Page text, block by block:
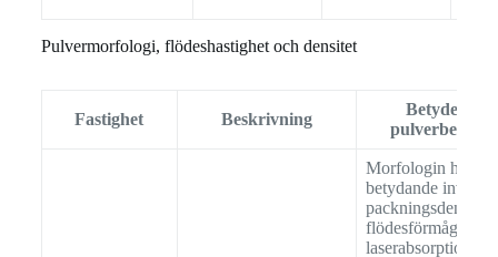
Pulvermorfologi, flödeshastighet och densitet
Fastighet Beskrivning
Betydelsen
Morfologin har en
betydande
packningsdensitet,
flödesförmåga och